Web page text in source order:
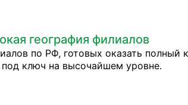
география филиалов
по РФ, готовых оказать полный
под ключ на высочайшем уровне.